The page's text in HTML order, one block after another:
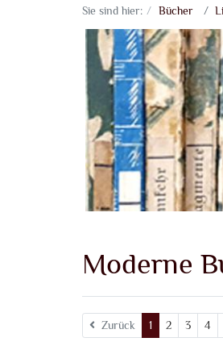
Sie sind hier: Bücher
Moderne
Zurück 1 2 3 4